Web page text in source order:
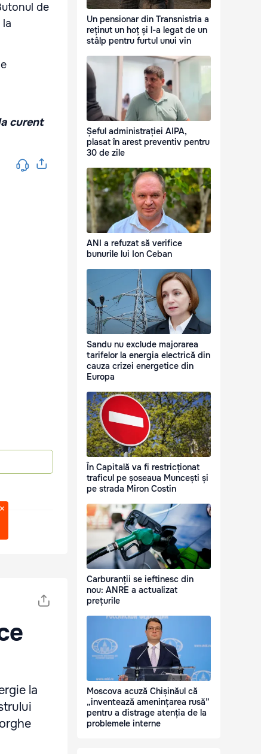
de
curent
la
Un pensionar din Transnistria a
reținut un hoț și l-a legat de un
stâlp pentru furtul unui vin
Șeful administrației AIPA,
plasat în arest preventiv pentru
30 de zile
ANI a refuzat să verifice
bunurile lui Ion Ceban
Sandu nu exclude majorarea
tarifelor la energia electrică din
cauza crizei energetice din
Europa
În Capitală va fi restricționat
traficul pe șoseaua Muncеști și
pe strada Miron Costin
Carburanții se ieftinesc din
nou: ANRE a actualizat
prețurile
Moscova acuză Chișinăul că
„inventează amenințarea rusă”
pentru a distrage atenția de la
problemele interne